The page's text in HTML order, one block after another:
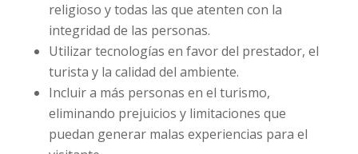
religioso y todas las que atenten con la
integridad de las personas.
Utilizar tecnologías en favor del prestador, el
turista y la calidad del ambiente.
Incluir a más personas en el turismo,
eliminando prejuicios y limitaciones que
puedan generar malas experiencias para el